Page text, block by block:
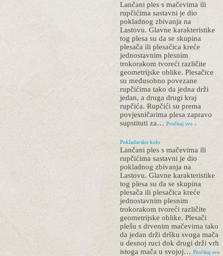
Lančani ples s mačevima ili
rupčićima sastavni je dio
pokladnog zbivanja na
Lastovu. Glavne karakteristike
tog plesa su da se skupina
plesača ili plesačica kreće
jednostavnim plesnim
trokorakom tvoreći različite
geometrijske oblike. Plesačice
su međusobno povezane
rupčićima tako da jedna drži
jedan, a druga drugi kraj
rupčića. Rupčići su prema
povjesničarima plesa zapravo
supstituti za… Pročitaj sve »
Pokladarsko kolo
Lančani ples s mačevima ili
rupčićima sastavni je dio
pokladnog zbivanja na
Lastovu. Glavne karakteristike
tog plesa su da se skupina
plesača ili plesačica kreće
jednostavnim plesnim
trokorakom tvoreći različite
geometrijske oblike. Plesači
plešu s drvenim mačevima tako
da jedan drži dršku svoga mača
u desnoj ruci dok drugi drži vrh
istoga mača u svojoj… Pročitaj sve